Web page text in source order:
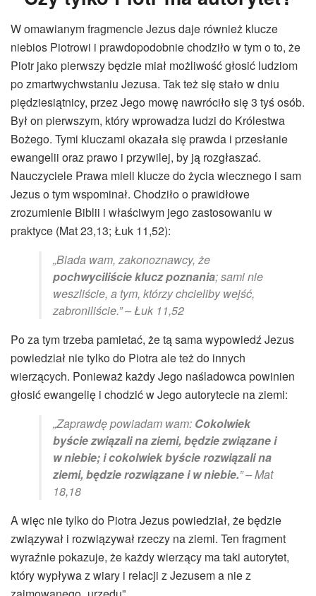
W omawianym fragmencie Jezus daje również klucze
niebios Piotrowi i prawdopodobnie chodziło w tym o to, że
Piotr jako pierwszy będzie miał możliwość głosić ludziom
po zmartwychwstaniu Jezusa. Tak też się stało w dniu
piędziesiątnicy, przez Jego mowę nawróciło się 3 tyś osób.
Był on pierwszym, który wprowadza ludzi do Królestwa
Bożego. Tymi kluczami okazała się prawda i przesłanie
ewangelii oraz prawo i przywilej, by ją rozgłaszać.
Nauczyciele Prawa mieli klucze do życia wiecznego i sam
Jezus o tym wspominał. Chodziło o prawidłowe
zrozumienie Biblii i właściwym jego zastosowaniu w
praktyce (Mat 23,13; Łuk 11,52):
„Biada wam, zakonoznawcy, że
pochwyciliście klucz poznania; sami nie
weszliście, a tym, którzy chcieliby wejść,
zabroniliście.” – Łuk 11,52
Po za tym trzeba pamietać, że tą sama wypowiedź Jezus
powiedział nie tylko do Piotra ale też do innych
wierzących. Ponieważ każdy Jego naśladowca powinien
głosić ewangelię i chodzić w Jego autorytecie na ziemi:
„Zaprawdę powiadam wam: Cokolwiek
byście związali na ziemi, będzie związane i
w niebie; i cokolwiek byście rozwiązali na
ziemi, będzie rozwiązane i w niebie.” – Mat
18,18
A więc nie tylko do Piotra Jezus powiedział, że będzie
związywał i rozwiązywał rzeczy na ziemi. Ten fragment
wyraźnie pokazuje, że każdy wierzący ma taki autorytet,
który wypływa z wiary i relacji z Jezusem a nie z